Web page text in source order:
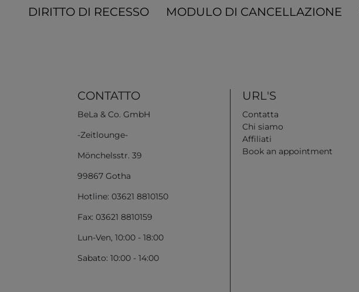
DIRITTO DI RECESSO MODULO DI CANCELLAZIONE
CONTATTO
BeLa & Co. GmbH
-Zeitlounge-
Mönchelsstr. 39
99867 Gotha
Hotline: 03621 8810150
Fax: 03621 8810159
Lun-Ven, 10:00 - 18:00
Sabato: 10:00 - 14:00
URL'S
Contatta
Chi siamo
Affiliati
Book an appointment